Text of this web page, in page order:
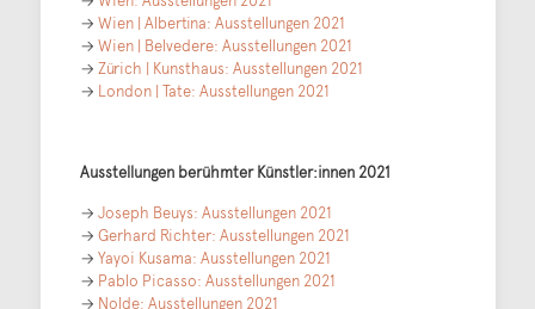
→ Wien | Albertina: Ausstellungen 2021
→ Wien | Belvedere: Ausstellungen 2021
→ Zürich | Kunsthaus: Ausstellungen 2021
→ London | Tate: Ausstellungen 2021
Ausstellungen berühmter Künstler:innen 2021
→ Joseph Beuys: Ausstellungen 2021
→ Gerhard Richter: Ausstellungen 2021
→ Yayoi Kusama: Ausstellungen 2021
→ Pablo Picasso: Ausstellungen 2021
→ Nolde: Ausstellungen 2021